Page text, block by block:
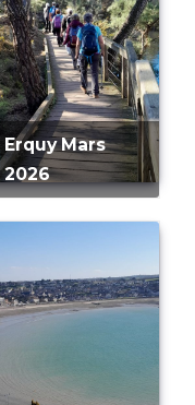
Erquy Mars
2026